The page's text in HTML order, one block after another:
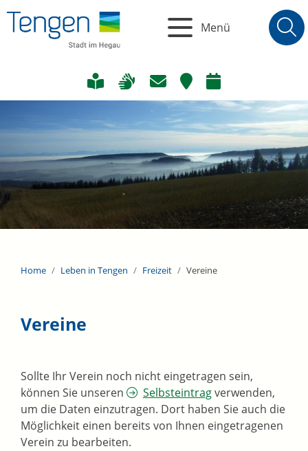
Menü
Home Leben in Tengen Freizeit Vereine
Vereine
Sollte Ihr Verein noch nicht eingetragen sein,
können Sie unseren
Selbsteintragverwenden,
um die Daten einzutragen. Dort haben Sie auch die
Möglichkeit einen bereits von Ihnen eingetragenen
Verein zu bearbeiten.